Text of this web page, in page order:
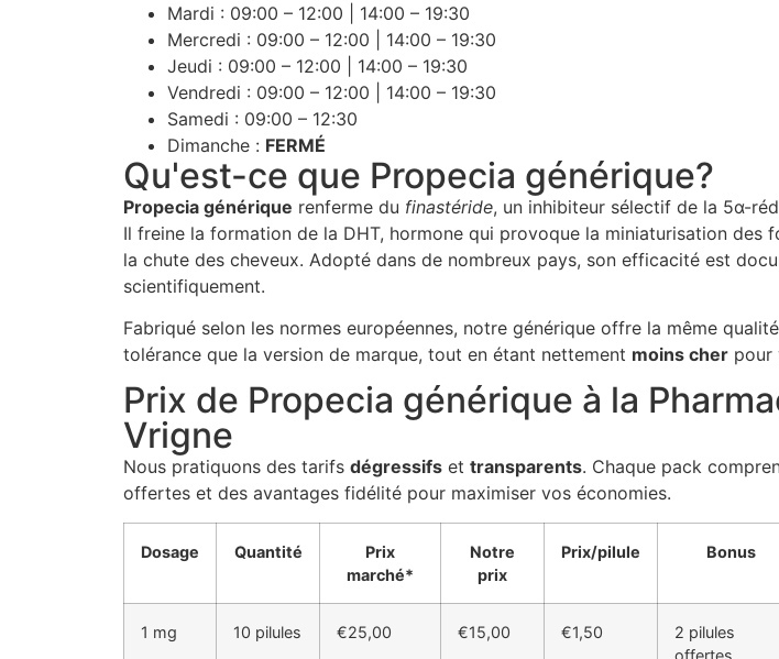
Mardi : 09:00 – 12:00 | 14:00 – 19:30
Mercredi : 09:00 – 12:00 | 14:00 – 19:30
Jeudi : 09:00 – 12:00 | 14:00 – 19:30
Vendredi : 09:00 – 12:00 | 14:00 – 19:30
Samedi : 09:00 – 12:30
Dimanche : FERMÉ
Qu'est-ce que Propecia générique?
Propecia générique renferme du finastéride, un inhibiteur sélectif de la 5α-
Il freine la formation de la DHT, hormone qui provoque la miniaturisation des
la chute des cheveux. Adopté dans de nombreux pays, son efficacité est
scientifiquement.
Fabriqué selon les normes européennes, notre générique offre la même
tolérance que la version de marque, tout en étant nettement moins cher pour
Prix de Propecia générique à la
Vrigne
Nous pratiquons des tarifs dégressifs et transparents. Chaque pack
offertes et des avantages fidélité pour maximiser vos économies.
Dosage Quantité
Prix
marché*
Notre
prix
Prix/pilule Bonus
1 mg 10 pilules €25,00 €15,00 €1,50
2 pilules
offertes